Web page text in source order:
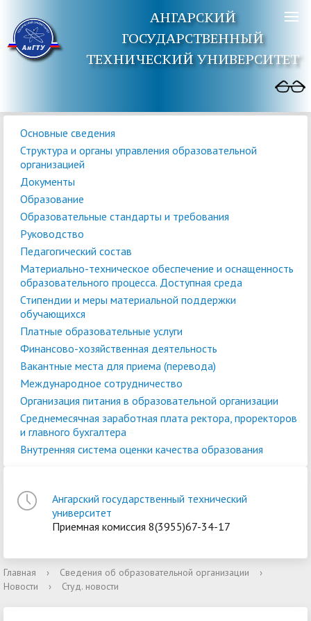
АНГАРСКИЙ
ГОСУДАРСТВЕННЫЙ
ТЕХНИЧЕСКИЙ УНИВЕРСИТЕТ
Основные сведения
Структура и органы управления образовательной
организацией
Документы
Образование
Образовательные стандарты и требования
Руководство
Педагогический состав
Материально-техническое обеспечение и оснащенность
образовательного процесса. Доступная среда
Стипендии и меры материальной поддержки
обучающихся
Платные образовательные услуги
Финансово-хозяйственная деятельность
Вакантные места для приема (перевода)
Международное сотрудничество
Организация питания в образовательной организации
Среднемесячная заработная плата ректора, проректоров
и главного бухгалтера
Внутренняя система оценки качества образования
Ангарский государственный технический
университет
Приемная комиссия 8(3955)67-34-17
Главная › Сведения об образовательной организации
›
Новости
› Студ. новости